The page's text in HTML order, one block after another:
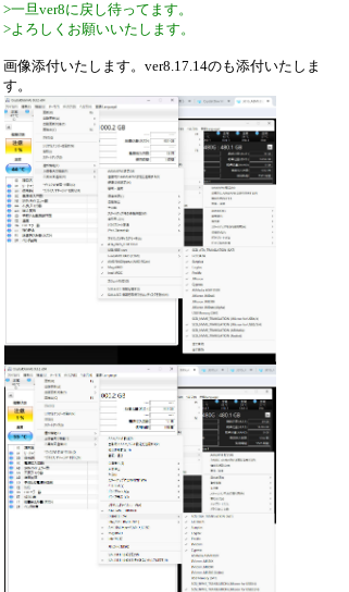
>一旦ver8に戻し待ってます。
>よろしくお願いいたします。
画像添付いたします。ver8.17.14のも添付いたしま
す。